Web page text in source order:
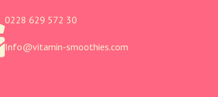
0228 629 572 30
Info@vitamin-smoothies.com